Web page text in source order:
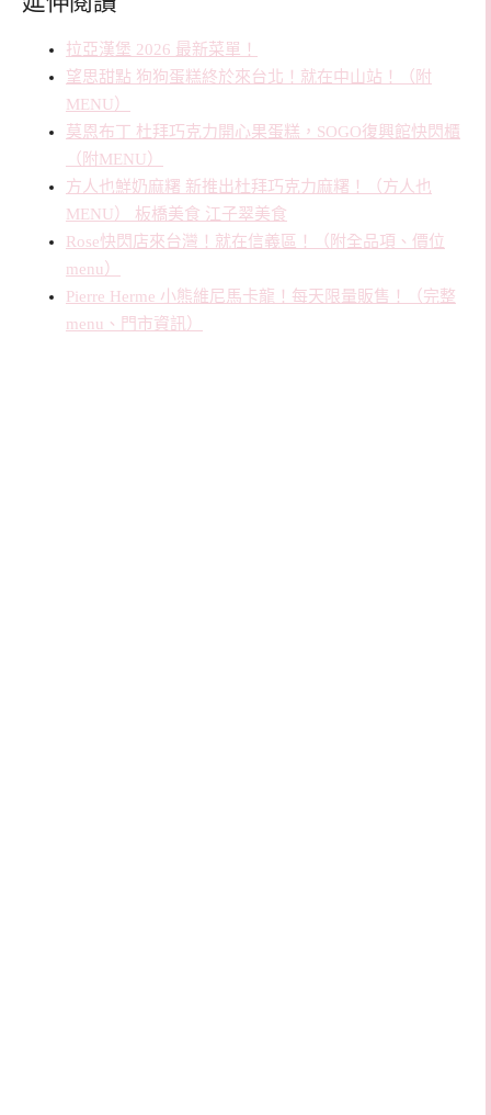
拉亞漢堡 2026 最新菜單！
望思甜點 狗狗蛋糕終於來台北！就在中山站！（附
MENU）
莫恩布丁 杜拜巧克力開心果蛋糕，SOGO復興館快閃櫃
（附MENU）
方人也鮮奶麻糬 新推出杜拜巧克力麻糬！（方人也
MENU） 板橋美食 江子翠美食
Rose快閃店來台灣！就在信義區！（附全品項、價位
menu）
Pierre Herme 小熊維尼馬卡龍！每天限量販售！（完整
menu、門市資訊）